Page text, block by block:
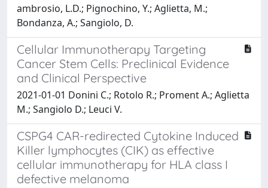
ambrosio, L.D.; Pignochino, Y.; Aglietta, M.;
Bondanza, A.; Sangiolo, D.
Cellular Immunotherapy Targeting
Cancer Stem Cells: Preclinical Evidence
and Clinical Perspective
2021-01-01 Donini C.; Rotolo R.; Proment A.; Aglietta
M.; Sangiolo D.; Leuci V.
CSPG4 CAR-redirected Cytokine Induced
Killer lymphocytes (CIK) as effective
cellular immunotherapy for HLA class I
defective melanoma